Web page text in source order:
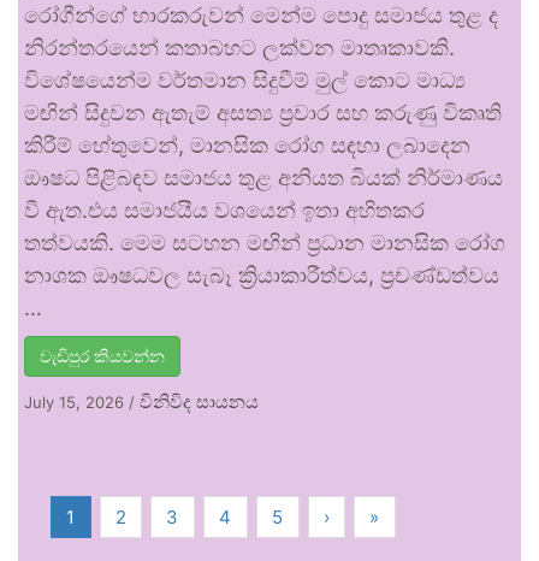
රෝගීන්ගේ භාරකරුවන් මෙන්ම පොදු සමාජය තුළ ද
නිරන්තරයෙන් කතාබහට ලක්වන මාතෘකාවකි.
විශේෂයෙන්ම වර්තමාන සිදුවීම් මුල් කොට මාධ්‍ය
මඟින් සිදුවන ඇතැම් අසත්‍ය ප්‍රචාර සහ කරුණු විකෘති
කිරීම් හේතුවෙන්, මානසික රෝග සඳහා ලබාදෙන
ඖෂධ පිළිබඳව සමාජය තුළ අනියත බියක් නිර්මාණය
වී ඇත.එය සමාජයීය වශයෙන් ඉතා අහිතකර
තත්වයකි. මෙම සටහන මඟින් ප්‍රධාන මානසික රෝග
නාශක ඖෂධවල සැබෑ ක්‍රියාකාරීත්වය, ප්‍රචණ්ඩත්වය
…
වැඩිපුර කියවන්න
July 15, 2026 / විනිවිද සායනය
1 2 3 4 5 › »